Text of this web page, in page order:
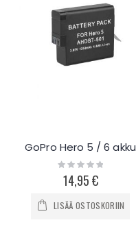
GoPro Hero 5 / 6 akku
Rating:
0%
14,95 €
LISÄÄ OSTOSKORIIN